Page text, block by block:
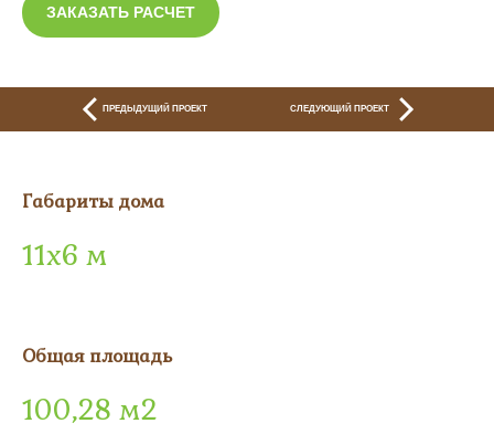
ЗАКАЗАТЬ РАСЧЕТ
ПРЕДЫДУЩИЙ ПРОЕКТ СЛЕДУЮЩИЙ ПРОЕКТ
Габариты дома
11х6 м
Общая площадь
100,28 м2